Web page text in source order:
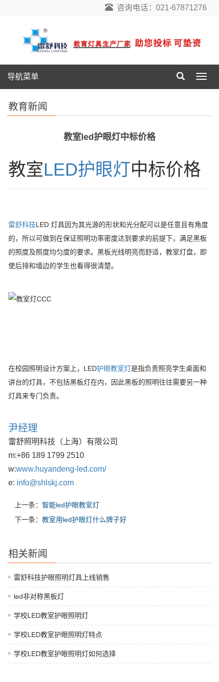
咨询电话：021-67871276
导
航
导航菜单
教育新闻
教室led护眼灯中标价格
教室LED护眼灯中标价格
雷舒科技LED 灯具因为其光源的形状和光分配可以是任意且有角度
的，所以可做到在保证照明功率密度达到要求的前提下，满足黑板
的照度及照度均匀度的要求。黑板光线明亮而舒适，教室灯盘，即
使后排和墙边的学生也看得很清楚。
在校园照明设计方案上，LED护眼教室灯是指负责照亮学生桌面和
讲台的灯具，不包括黑板灯在内，因此黑板的照明往往需要另一种
灯具来专门负责。
尹经理
雷舒照明科技（上海）有限公司
m:+86 189 1799 2510
w:www.huyandeng-led.com/
e: info@shlskj.com
上一条： 智能led护眼教室灯
下一条： 教室用led护眼灯什么牌子好
相关新闻
雷舒科技护眼照明灯具上线销售
led非对称黑板灯
学校LED教室护眼照明灯
学校LED教室护眼照明灯特点
学校LED教室护眼照明灯如何选择